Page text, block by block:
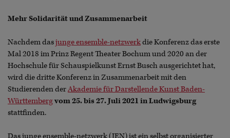
Mehr Solidarität und Zusammenarbeit
Nachdem dasjunge ensemble-netzwerkdie Konferenz das erste
Mal 2018 im Prinz Regent Theater Bochum und 2020 an der
Hochschule für Schauspielkunst Ernst Busch ausgerichtet hat,
wird die dritte Konferenz in Zusammenarbeit mit den
Studierenden derAkademie für Darstellende Kunst Baden-
Württembergvom 25. bis 27. Juli 2021 in Ludwigsburg
stattfinden.